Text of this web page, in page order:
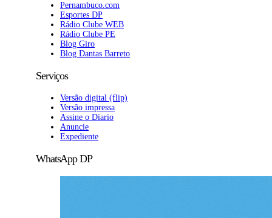
Pernambuco.com
Esportes DP
Rádio Clube WEB
Rádio Clube PE
Blog Giro
Blog Dantas Barreto
Serviços
Versão digital (flip)
Versão impressa
Assine o Diario
Anuncie
Expediente
WhatsApp DP